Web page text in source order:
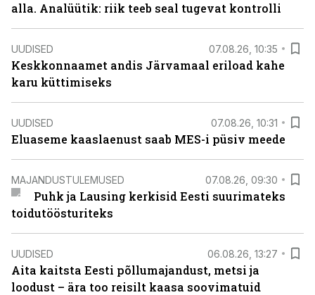
alla. Analüütik: riik teeb seal tugevat kontrolli
UUDISED 07.08.26, 10:35
Keskkonnaamet andis Järvamaal eriload kahe
karu küttimiseks
UUDISED 07.08.26, 10:31
Eluaseme kaaslaenust saab MES-i püsiv meede
MAJANDUSTULEMUSED 07.08.26, 09:30
Puhk ja Lausing kerkisid Eesti suurimateks
toidutöösturiteks
UUDISED 06.08.26, 13:27
Aita kaitsta Eesti põllumajandust, metsi ja
loodust – ära too reisilt kaasa soovimatuid